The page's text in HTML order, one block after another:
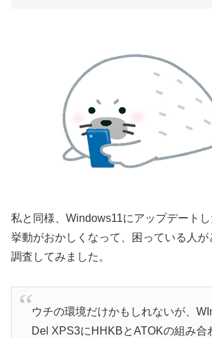
私と同様、Windows11にアップデート
挙動がおかしくなって、困っている人が
調査してみました。
ウチの環境だけかもしれないが、
Del XPS3にHHKBとATOKの組み合